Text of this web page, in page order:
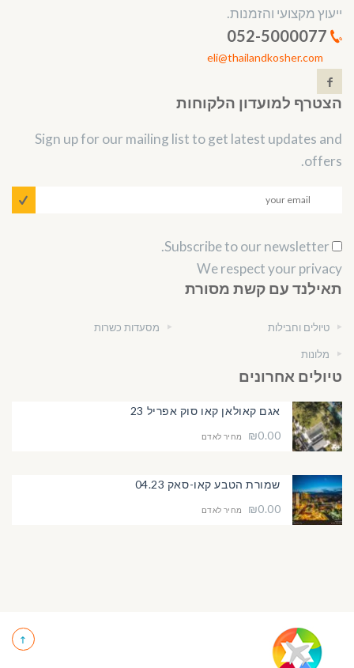
ייעוץ מקצועי והזמנות.
eli@thailandkosher.com
הצטרף למועדון הלקוחות
Sign up for our mailing list to get latest updates and
offers.
We respect your privacy
תאילנד עם קשת מסורת
טיולים וחבילות
מלונות
מסעדות כשרות
טיולים אחרונים
אגם קאולאן קאו סוק אפריל 23
₪0.00
מחיר לאדם
שמורת הטבע קאו-סאק 04.23
₪0.00
מחיר לאדם